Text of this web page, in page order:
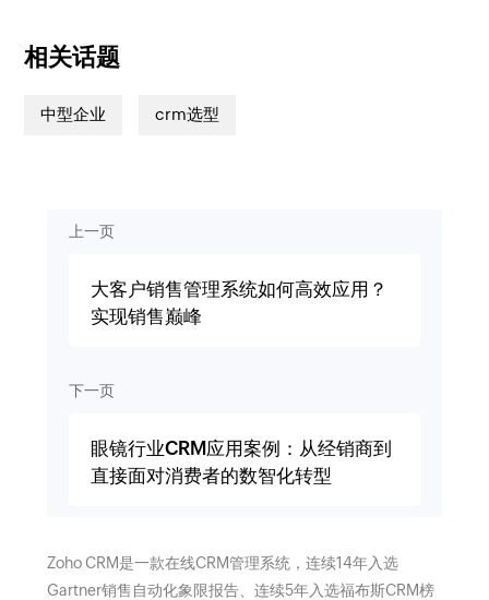
相关话题
中型企业 crm选型
上一页
大客户销售管理系统如何高效应用？
实现销售巅峰
下一页
眼镜行业CRM应用案例：从经销商到
直接面对消费者的数智化转型
Zoho CRM是一款在线CRM管理系统，连续14年入选
Gartner销售自动化象限报告、连续5年入选福布斯CRM榜